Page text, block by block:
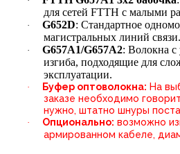
для сетей FTTH с малыми
· G652D: Стандартное
магистральных линий связи.
· G657A1/G657A2: Волокна
изгиба, подходящие для
эксплуатации.
· Буфер оптоволокна: На
заказе необходимо
нужно, штатно шнуры
· Опционально: возможно
армированном кабеле,